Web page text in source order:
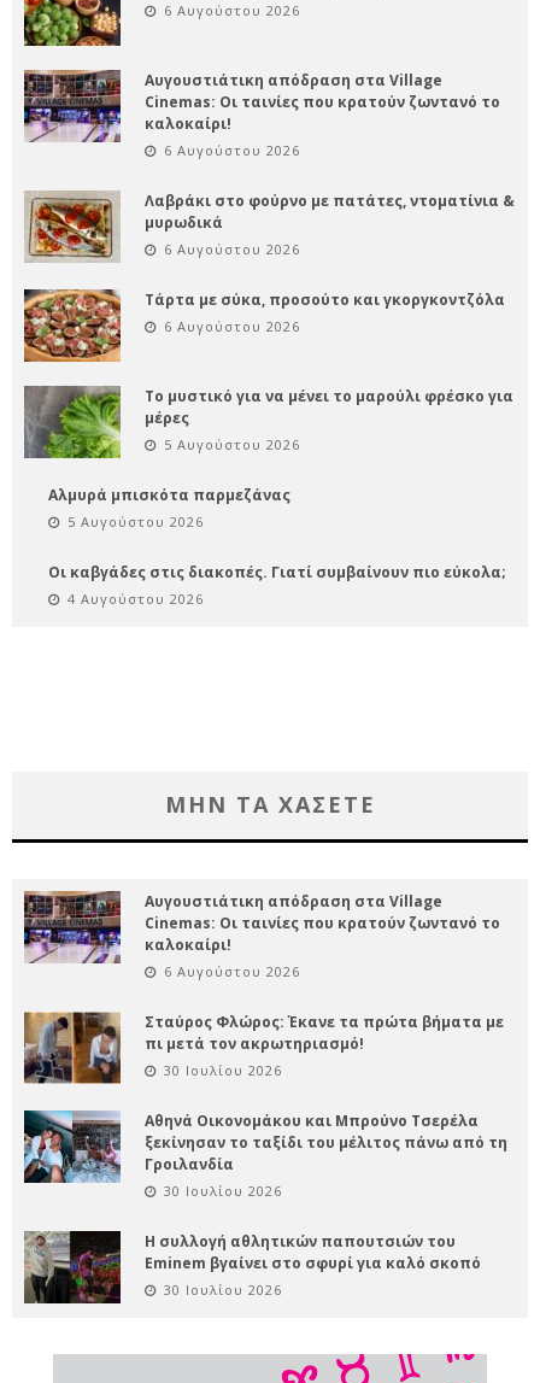
6 Αυγούστου 2026
Αυγουστιάτικη απόδραση στα Village
Cinemas: Οι ταινίες που κρατούν ζωντανό το
καλοκαίρι!
6 Αυγούστου 2026
Λαβράκι στο φούρνο με πατάτες, ντοματίνια &
μυρωδικά
6 Αυγούστου 2026
Τάρτα με σύκα, προσούτο και γκοργκοντζόλα
6 Αυγούστου 2026
Το μυστικό για να μένει το μαρούλι φρέσκο για
μέρες
5 Αυγούστου 2026
Αλμυρά μπισκότα παρμεζάνας
5 Αυγούστου 2026
Οι καβγάδες στις διακοπές. Γιατί συμβαίνουν πιο εύκολα;
4 Αυγούστου 2026
ΜΗΝ ΤΑ ΧΑΣΕΤΕ
Αυγουστιάτικη απόδραση στα Village
Cinemas: Οι ταινίες που κρατούν ζωντανό το
καλοκαίρι!
6 Αυγούστου 2026
Σταύρος Φλώρος: Έκανε τα πρώτα βήματα με
πι μετά τον ακρωτηριασμό!
30 Ιουλίου 2026
Αθηνά Οικονομάκου και Μπρούνο Τσερέλα
ξεκίνησαν το ταξίδι του μέλιτος πάνω από τη
Γροιλανδία
30 Ιουλίου 2026
Η συλλογή αθλητικών παπουτσιών του
Eminem βγαίνει στο σφυρί για καλό σκοπό
30 Ιουλίου 2026